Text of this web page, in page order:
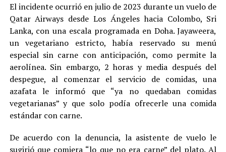
El incidente ocurrió en julio de 2023 durante un vuelo de
Qatar Airways desde Los Ángeles hacia Colombo, Sri
Lanka, con una escala programada en Doha. Jayaweera,
un vegetariano estricto, había reservado su menú
especial sin carne con anticipación, como permite la
aerolínea. Sin embargo, 2 horas y media después del
despegue, al comenzar el servicio de comidas, una
azafata le informó que “ya no quedaban comidas
vegetarianas” y que solo podía ofrecerle una comida
estándar con carne.
De acuerdo con la denuncia, la asistente de vuelo le
sugirió que comiera “lo que no era carne” del plato. Al